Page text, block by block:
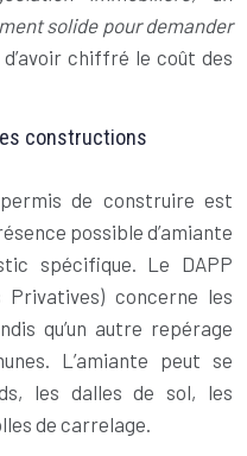
solide pour demander
chiffré le coût des
constructions
de construire est
possible d’amiante
spécifique. Le DAPP
concerne les
qu’un autre repérage
L’amiante peut se
les dalles de sol, les
de carrelage.